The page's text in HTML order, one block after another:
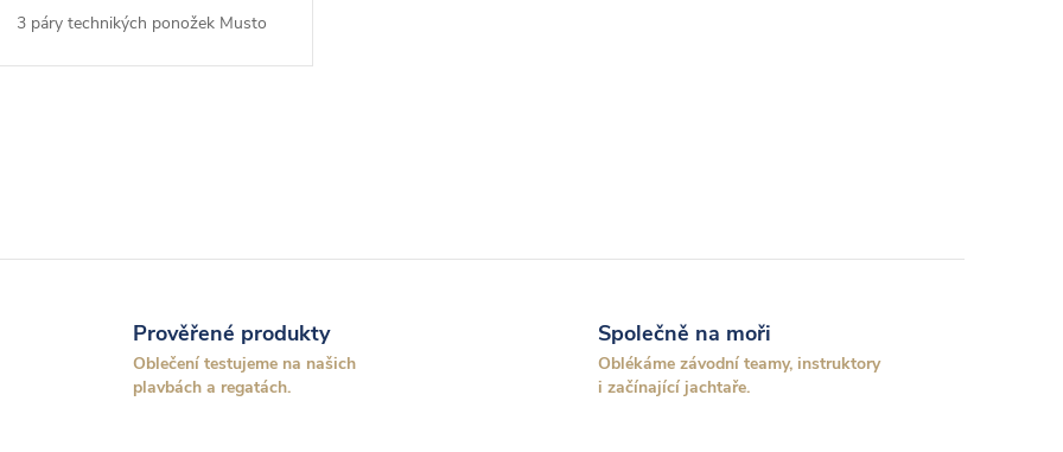
3 páry technikých ponožek Musto
Prověřené produkty
Oblečení testujeme na našich
plavbách a regatách.
Společně na moři
Oblékáme závodní teamy, instruktory
i začínající jachtaře.